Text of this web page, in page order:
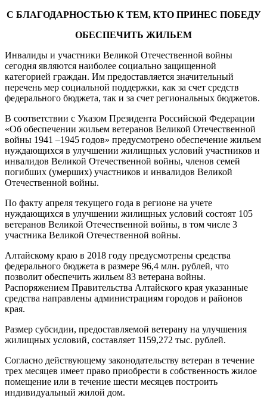
С БЛАГОДАРНОСТЬЮ К ТЕМ, КТО ПРИНЕС ПОБЕДУ
ОБЕСПЕЧИТЬ ЖИЛЬЕМ
Инвалиды и участники Великой Отечественной войны
сегодня являются наиболее социально защищенной
категорией граждан. Им предоставляется значительный
перечень мер социальной поддержки, как за счет средств
федерального бюджета, так и за счет региональных бюджетов.
В соответствии с Указом Президента Российской Федерации
«Об обеспечении жильем ветеранов Великой Отечественной
войны 1941 –1945 годов» предусмотрено обеспечение жильем
нуждающихся в улучшении жилищных условий участников и
инвалидов Великой Отечественной войны, членов семей
погибших (умерших) участников и инвалидов Великой
Отечественной войны.
По факту апреля текущего года в регионе на учете
нуждающихся в улучшении жилищных условий состоят 105
ветеранов Великой Отечественной войны, в том числе 3
участника Великой Отечественной войны.
Алтайскому краю в 2018 году предусмотрены средства
федерального бюджета в размере 96,4 млн. рублей, что
позволит обеспечить жильем 83 ветерана войны.
Распоряжением Правительства Алтайского края указанные
средства направлены администрациям городов и районов
края.
Размер субсидии, предоставляемой ветерану на улучшения
жилищных условий, составляет 1159,272 тыс. рублей.
Согласно действующему законодательству ветеран в течение
трех месяцев имеет право приобрести в собственность жилое
помещение или в течение шести месяцев построить
индивидуальный жилой дом.